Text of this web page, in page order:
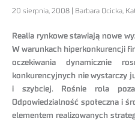
20 sierpnia, 2008 | Barbara Ocicka,
Realia rynkowe stawiają nowe
W warunkach hiperkonkurencji
oczekiwania dynamicznie
konkurencyjnych nie wystarczy
i szybciej. Rośnie rola
Odpowiedzialność społeczna i
elementem realizowanych